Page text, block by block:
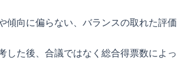
傾向に偏らない、バランスの取れた評価
した後、合議ではなく総合得票数によっ